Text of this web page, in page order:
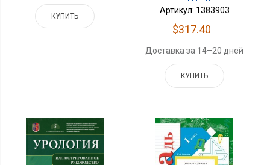
КУПИТЬ
Артикул: 1383903
$317.40
Доставка за 14–20 дней
КУПИТЬ